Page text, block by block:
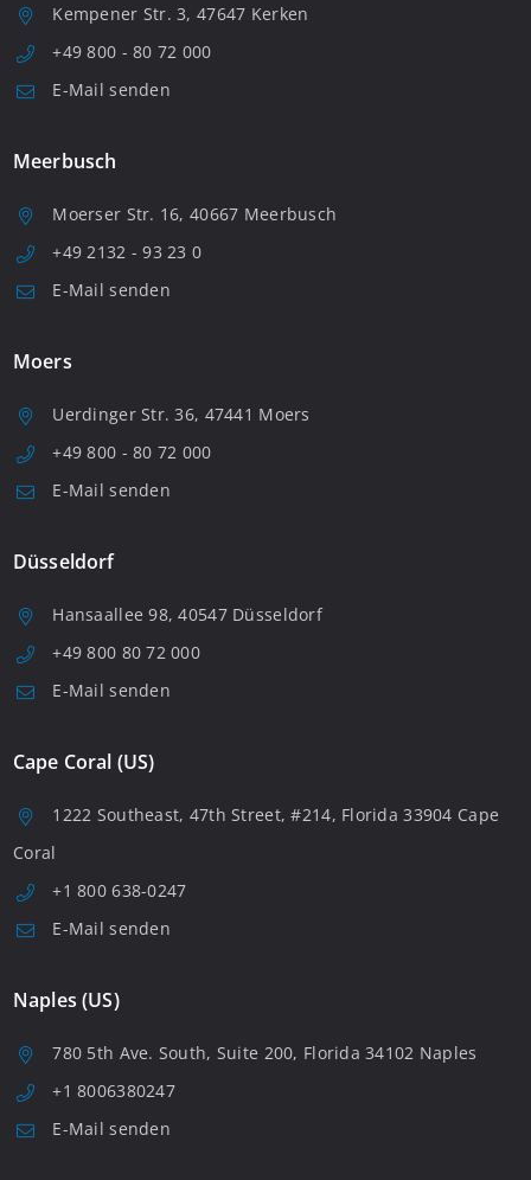
Kempener Str. 3, 47647 Kerken
+49 800 - 80 72 000
E-Mail senden
Meerbusch
Moerser Str. 16, 40667 Meerbusch
+49 2132 - 93 23 0
E-Mail senden
Moers
Uerdinger Str. 36, 47441 Moers
+49 800 - 80 72 000
E-Mail senden
Düsseldorf
Hansaallee 98, 40547 Düsseldorf
+49 800 80 72 000
E-Mail senden
Cape Coral (US)
1222 Southeast, 47th Street, #214, Florida 33904 Cape
Coral
+1 800 638-0247
E-Mail senden
Naples (US)
780 5th Ave. South, Suite 200, Florida 34102 Naples
+1 8006380247
E-Mail senden